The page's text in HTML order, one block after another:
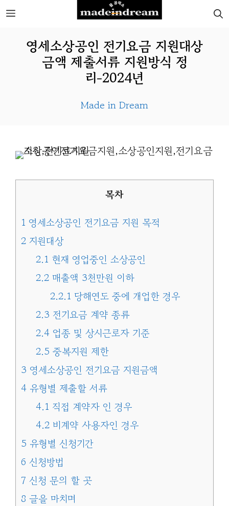
Skip
content
MENU
영세소상공인 전기요금 지원대상
금액 제출서류 지원방식 정
리-2024년
Made in Dream
목차
1 영세소상공인 전기요금 지원 목적
2 지원대상
2.1 현재 영업중인 소상공인
2.2매출액 3천만원 이하
2.2.1 당해연도 중에 개업한 경우
2.3 전기요금 계약 종류
2.4업종 및 상시근로자 기준
2.5 중복지원 제한
3 영세소상공인 전기요금 지원금액
4 유형별 제출할 서류
4.1 직접 계약자 인 경우
4.2비계약 사용자인 경우
5 유형별 신청기간
6 신청방법
7 신청 문의 할 곳
8 글을 마치며